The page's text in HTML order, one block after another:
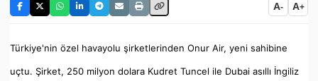
A- A+
Türkiye'nin özel havayolu şirketlerinden Onur Air, yeni sahibine
uçtu. Şirket, 250 milyon dolara Kudret Tuncel ile Dubai asıllı İngiliz